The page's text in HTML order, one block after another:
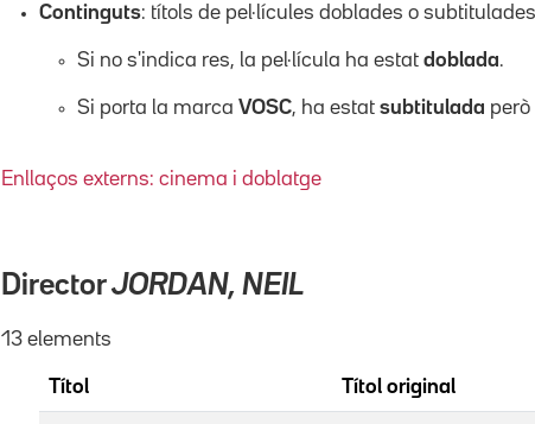
Continguts: títols de pel·lícules doblades o
Si no s'indica res, la pel·lícula ha estat doblada.
Si porta la marca VOSC, ha estat subtitulada
Enllaços externs: cinema i doblatge
DirectorJORDAN, NEIL
13 elements
Títol Títol original